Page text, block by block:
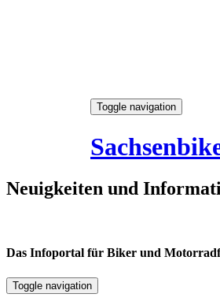
Toggle navigation
Neuigkeiten und
Das Infoportal für Biker und
Toggle navigation